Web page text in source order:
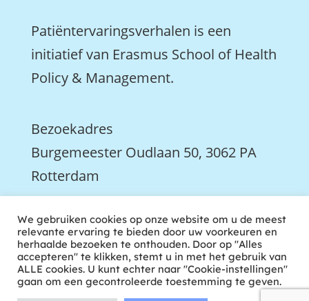
Patiëntervaringsverhalen is een
initiatief van Erasmus School of Health
Policy & Management.
Bezoekadres
Burgemeester Oudlaan 50, 3062 PA
Rotterdam
 We zijn ook actief op LinkedIn
We gebruiken cookies op onze website om u de meest
relevante ervaring te bieden door uw voorkeuren en
herhaalde bezoeken te onthouden. Door op "Alles
accepteren" te klikken, stemt u in met het gebruik van
ALLE cookies. U kunt echter naar "Cookie-instellingen"
gaan om een gecontroleerde toestemming te geven.